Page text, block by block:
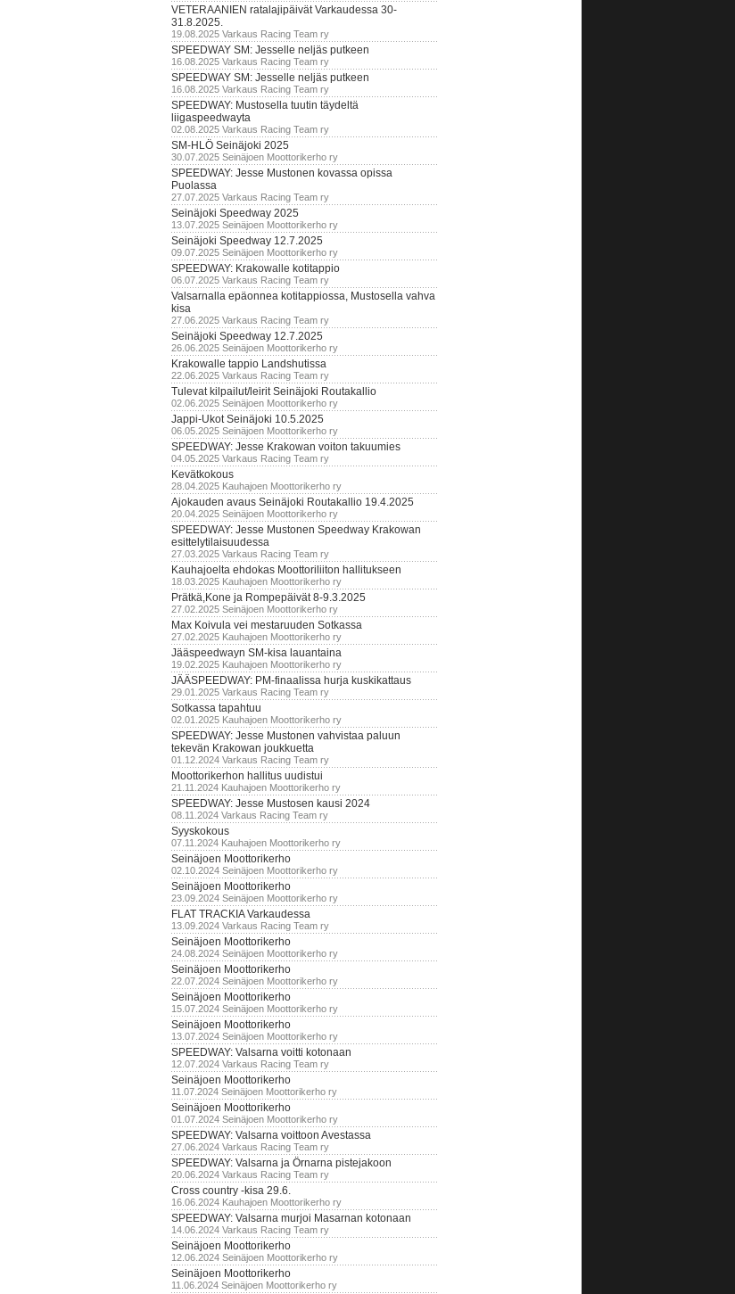
VETERAANIEN ratalajipäivät Varkaudessa 30-
31.8.2025.
19.08.2025 Varkaus Racing Team ry
SPEEDWAY SM: Jesselle neljäs putkeen
16.08.2025 Varkaus Racing Team ry
SPEEDWAY SM: Jesselle neljäs putkeen
16.08.2025 Varkaus Racing Team ry
SPEEDWAY: Mustosella tuutin täydeltä
liigaspeedwayta
02.08.2025 Varkaus Racing Team ry
SM-HLÖ Seinäjoki 2025
30.07.2025 Seinäjoen Moottorikerho ry
SPEEDWAY: Jesse Mustonen kovassa opissa
Puolassa
27.07.2025 Varkaus Racing Team ry
Seinäjoki Speedway 2025
13.07.2025 Seinäjoen Moottorikerho ry
Seinäjoki Speedway 12.7.2025
09.07.2025 Seinäjoen Moottorikerho ry
SPEEDWAY: Krakowalle kotitappio
06.07.2025 Varkaus Racing Team ry
Valsarnalla epäonnea kotitappiossa, Mustosella vahva
kisa
27.06.2025 Varkaus Racing Team ry
Seinäjoki Speedway 12.7.2025
26.06.2025 Seinäjoen Moottorikerho ry
Krakowalle tappio Landshutissa
22.06.2025 Varkaus Racing Team ry
Tulevat kilpailut/leirit Seinäjoki Routakallio
02.06.2025 Seinäjoen Moottorikerho ry
Jappi-Ukot Seinäjoki 10.5.2025
06.05.2025 Seinäjoen Moottorikerho ry
SPEEDWAY: Jesse Krakowan voiton takuumies
04.05.2025 Varkaus Racing Team ry
Kevätkokous
28.04.2025 Kauhajoen Moottorikerho ry
Ajokauden avaus Seinäjoki Routakallio 19.4.2025
20.04.2025 Seinäjoen Moottorikerho ry
SPEEDWAY: Jesse Mustonen Speedway Krakowan
esittelytilaisuudessa
27.03.2025 Varkaus Racing Team ry
Kauhajoelta ehdokas Moottoriliiton hallitukseen
18.03.2025 Kauhajoen Moottorikerho ry
Prätkä,Kone ja Rompepäivät 8-9.3.2025
27.02.2025 Seinäjoen Moottorikerho ry
Max Koivula vei mestaruuden Sotkassa
27.02.2025 Kauhajoen Moottorikerho ry
Jääspeedwayn SM-kisa lauantaina
19.02.2025 Kauhajoen Moottorikerho ry
JÄÄSPEEDWAY: PM-finaalissa hurja kuskikattaus
29.01.2025 Varkaus Racing Team ry
Sotkassa tapahtuu
02.01.2025 Kauhajoen Moottorikerho ry
SPEEDWAY: Jesse Mustonen vahvistaa paluun
tekevän Krakowan joukkuetta
01.12.2024 Varkaus Racing Team ry
Moottorikerhon hallitus uudistui
21.11.2024 Kauhajoen Moottorikerho ry
SPEEDWAY: Jesse Mustosen kausi 2024
08.11.2024 Varkaus Racing Team ry
Syyskokous
07.11.2024 Kauhajoen Moottorikerho ry
Seinäjoen Moottorikerho
02.10.2024 Seinäjoen Moottorikerho ry
Seinäjoen Moottorikerho
23.09.2024 Seinäjoen Moottorikerho ry
FLAT TRACKIA Varkaudessa
13.09.2024 Varkaus Racing Team ry
Seinäjoen Moottorikerho
24.08.2024 Seinäjoen Moottorikerho ry
Seinäjoen Moottorikerho
22.07.2024 Seinäjoen Moottorikerho ry
Seinäjoen Moottorikerho
15.07.2024 Seinäjoen Moottorikerho ry
Seinäjoen Moottorikerho
13.07.2024 Seinäjoen Moottorikerho ry
SPEEDWAY: Valsarna voitti kotonaan
12.07.2024 Varkaus Racing Team ry
Seinäjoen Moottorikerho
11.07.2024 Seinäjoen Moottorikerho ry
Seinäjoen Moottorikerho
01.07.2024 Seinäjoen Moottorikerho ry
SPEEDWAY: Valsarna voittoon Avestassa
27.06.2024 Varkaus Racing Team ry
SPEEDWAY: Valsarna ja Örnarna pistejakoon
20.06.2024 Varkaus Racing Team ry
Cross country -kisa 29.6.
16.06.2024 Kauhajoen Moottorikerho ry
SPEEDWAY: Valsarna murjoi Masarnan kotonaan
14.06.2024 Varkaus Racing Team ry
Seinäjoen Moottorikerho
12.06.2024 Seinäjoen Moottorikerho ry
Seinäjoen Moottorikerho
11.06.2024 Seinäjoen Moottorikerho ry